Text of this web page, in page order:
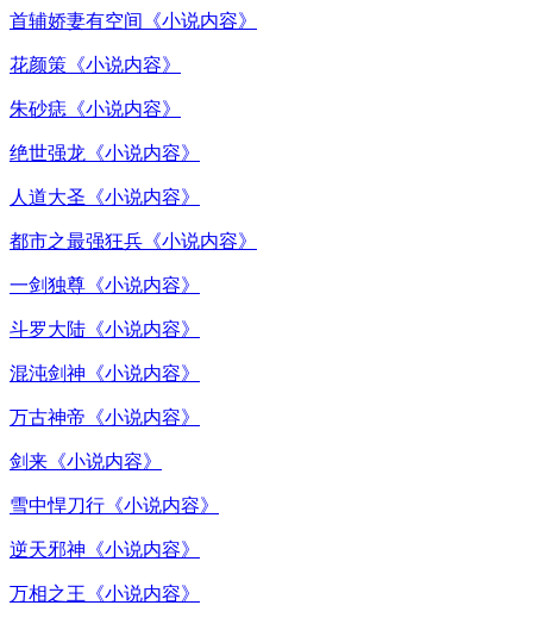
首辅娇妻有空间《小说内容》
花颜策《小说内容》
朱砂痣《小说内容》
绝世强龙《小说内容》
人道大圣《小说内容》
都市之最强狂兵《小说内容》
一剑独尊《小说内容》
斗罗大陆《小说内容》
混沌剑神《小说内容》
万古神帝《小说内容》
剑来《小说内容》
雪中悍刀行《小说内容》
逆天邪神《小说内容》
万相之王《小说内容》